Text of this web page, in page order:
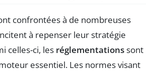
confrontées à de nombreuses
à repenser leur stratégie
celles-ci, les réglementationssont
essentiel. Les normes visant